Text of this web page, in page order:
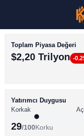
BİTCOİN HABERLERİ
ALTCOİN HABERLERİ
Toplam Piyasa Değeri
$2,20 Trilyon -
Yatırımcı Duygusu
Korkak
29/100Korku